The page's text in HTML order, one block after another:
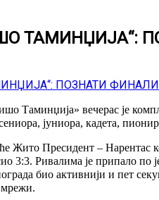
ТАМИНЏИЈА“:
Таминџија» вечерас је
јуниора, кадета,
Жито Пресидент – Нарентас
3:3. Ривалима је припало
био активнији и пет
мрежи.